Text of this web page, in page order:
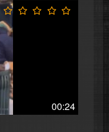
00:24